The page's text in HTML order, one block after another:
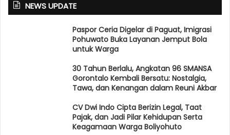
NEWS UPDATE
Paspor Ceria Digelar di Paguat, Imigrasi
Pohuwato Buka Layanan Jemput Bola
untuk Warga
30 Tahun Berlalu, Angkatan 96 SMANSA
Gorontalo Kembali Bersatu: Nostalgia,
Tawa, dan Kenangan dalam Reuni Akbar
CV Dwi Indo Cipta Berizin Legal, Taat
Pajak, dan Jadi Pilar Kehidupan Serta
Keagamaan Warga Boliyohuto